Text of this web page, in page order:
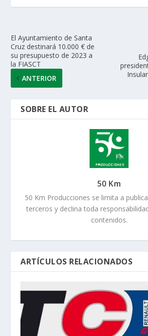
p k r
El Ayuntamiento de Santa
Cruz destinará 10.000 € de
su presupuesto de 2023 a
la FIASCT
ANTERIOR
SOBRE EL AUTOR
50 Km
50 Km Producciones se limita a
terceros y declina toda
contenidos.
ARTÍCULOS RELACIONADOS